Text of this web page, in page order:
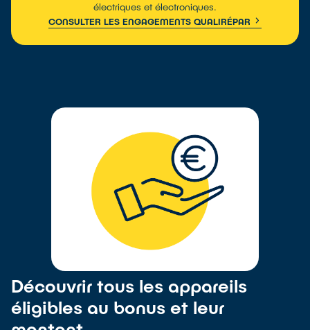
électriques et électroniques.
CONSULTER LES ENGAGEMENTS QUALIRÉPAR
Découvrir tous les appareils
éligibles au bonus et leur